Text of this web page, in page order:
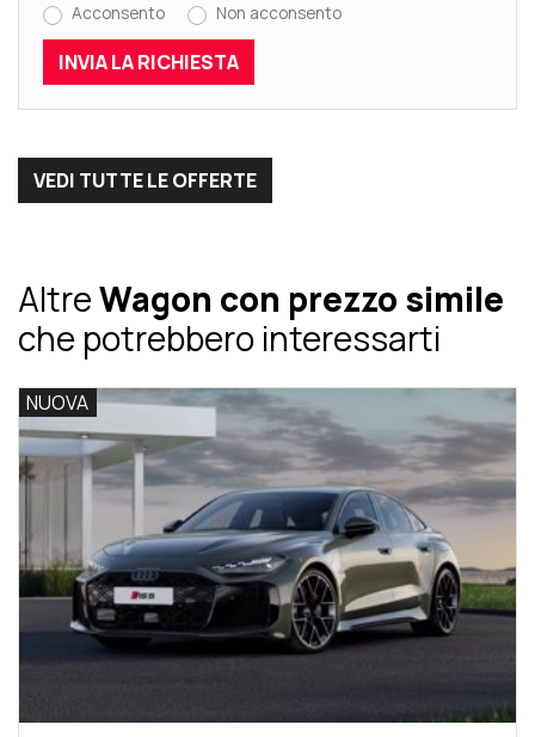
Acconsento
Non acconsento
VEDI TUTTE LE OFFERTE
AltreWagon con prezzo simile
che potrebbero interessarti
NUOVA